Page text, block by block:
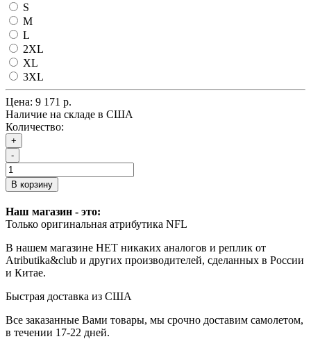
S
M
L
2XL
XL
3XL
Цена: 9 171 р.
Наличие на складе в США
Количество:
+
-
В корзину
Наш магазин - это:
Только оригинальная атрибутика NFL
В нашем магазине НЕТ никаких аналогов и реплик от
Atributika&club и других производителей, сделанных в России
и Китае.
Быстрая доставка из США
Все заказанные Вами товары, мы срочно доставим самолетом,
в течении 17-22 дней.